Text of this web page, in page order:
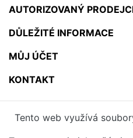
AUTORIZOVANÝ
DŮLEŽITÉ INFORMACE
MŮJ ÚČET
KONTAKT
Tento web využívá